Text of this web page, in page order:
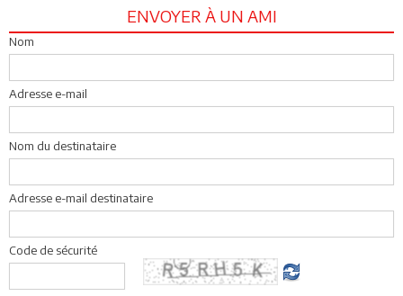
ENVOYER À UN AMI
Nom
Adresse e-mail
Nom du destinataire
Adresse e-mail destinataire
Code de sécurité